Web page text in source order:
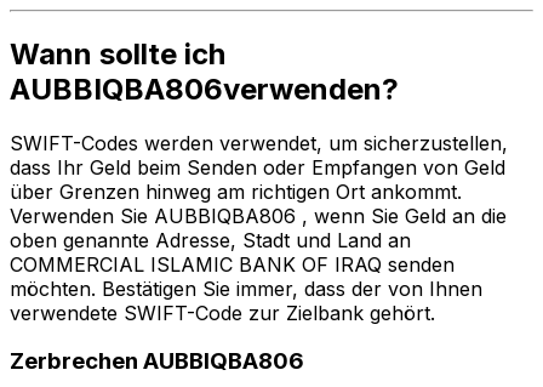
Wann sollte ich
AUBBIQBA806verwenden?
SWIFT-Codes werden verwendet, um sicherzustellen,
dass Ihr Geld beim Senden oder Empfangen von Geld
über Grenzen hinweg am richtigen Ort ankommt.
Verwenden Sie AUBBIQBA806 , wenn Sie Geld an die
oben genannte Adresse, Stadt und Land an
COMMERCIAL ISLAMIC BANK OF IRAQ senden
möchten. Bestätigen Sie immer, dass der von Ihnen
verwendete SWIFT-Code zur Zielbank gehört.
Zerbrechen AUBBIQBA806